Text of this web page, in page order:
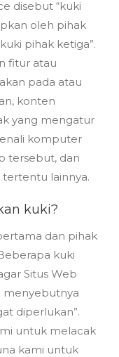
disebut “kuki
oleh pihak
pihak ketiga”.
fitur atau
pada atau
konten
yang mengatur
komputer
tersebut, dan
lainnya.
kuki?
dan pihak
kuki
Situs Web
menyebutnya
diperlukan”.
untuk melacak
kami untuk